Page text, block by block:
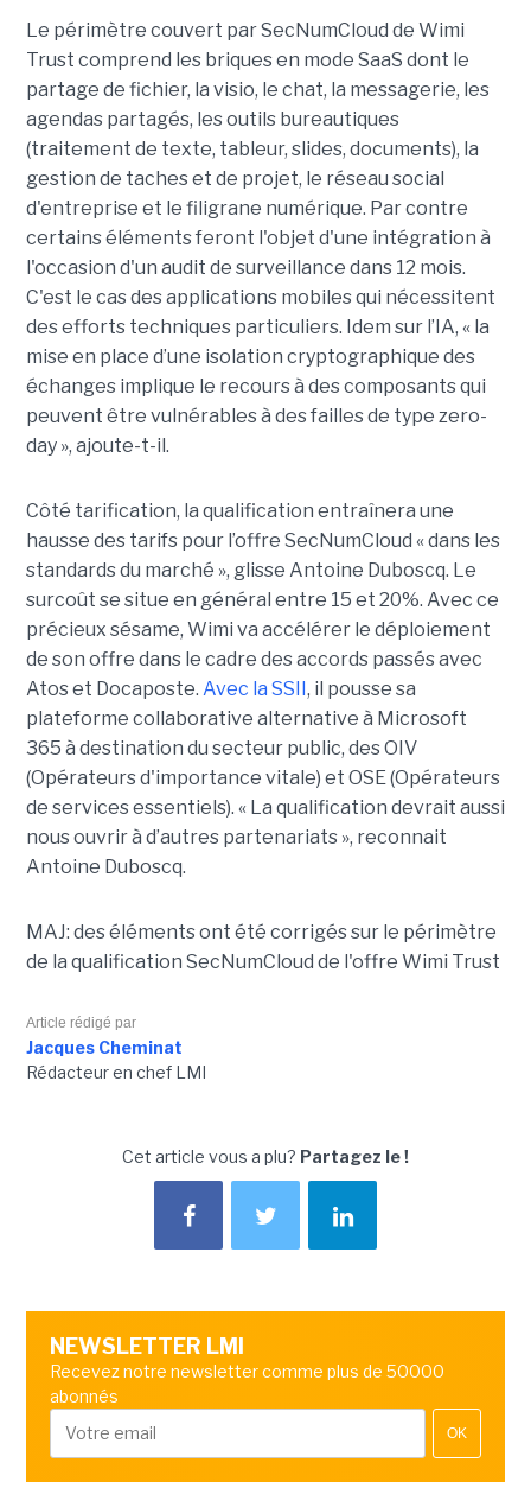
Le périmètre couvert par SecNumCloud de Wimi
Trust comprend les briques en mode SaaS dont le
partage de fichier, la visio, le chat, la messagerie, les
agendas partagés, les outils bureautiques
(traitement de texte, tableur, slides, documents), la
gestion de taches et de projet, le réseau social
d'entreprise et le filigrane numérique. Par contre
certains éléments feront l'objet d'une intégration à
l'occasion d'un audit de surveillance dans 12 mois.
C'est le cas des applications mobiles qui nécessitent
des efforts techniques particuliers. Idem sur l’IA, « la
mise en place d’une isolation cryptographique des
échanges implique le recours à des composants qui
peuvent être vulnérables à des failles de type zero-
day », ajoute-t-il.
Côté tarification, la qualification entraînera une
hausse des tarifs pour l’offre SecNumCloud « dans les
standards du marché », glisse Antoine Duboscq. Le
surcoût se situe en général entre 15 et 20%. Avec ce
précieux sésame, Wimi va accélérer le déploiement
de son offre dans le cadre des accords passés avec
Atos et Docaposte. Avec la SSII , il pousse sa
plateforme collaborative alternative à Microsoft
365 à destination du secteur public, des OIV
(Opérateurs d'importance vitale) et OSE (Opérateurs
de services essentiels). « La qualification devrait aussi
nous ouvrir à d’autres partenariats », reconnait
Antoine Duboscq.
MAJ: des éléments ont été corrigés sur le périmètre
de la qualification SecNumCloud de l'offre Wimi Trust
Article rédigé par
Jacques Cheminat
Rédacteur en chef LMI
Cet article vous a plu? Partagez le !
NEWSLETTER LMI
Recevez notre newsletter comme plus de 50000
abonnés
OK